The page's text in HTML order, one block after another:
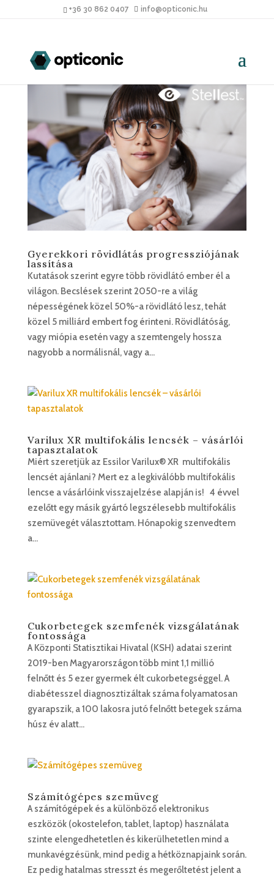
+36 30 862 0407 info@opticonic.hu
Gyerekkori rövidlátás progressziójának
lassítása
Kutatások szerint egyre több rövidlátó ember él a
világon. Becslések szerint 2050-re a világ
népességének közel 50%-a rövidlátó lesz, tehát
közel 5 milliárd embert fog érinteni. Rövidlátóság,
vagy miópia esetén vagy a szemtengely hossza
nagyobb a normálisnál, vagy a...
Varilux XR multifokális lencsék – vásárlói
tapasztalatok
Miért szeretjük az Essilor Varilux® XR multifokális
lencsét ajánlani? Mert ez a legkiválóbb multifokális
lencse a vásárlóink visszajelzése alapján is! 4 évvel
ezelőtt egy másik gyártó legszélesebb multifokális
szemüvegét választottam. Hónapokig szenvedtem
a...
Cukorbetegek szemfenék vizsgálatának
fontossága
A Központi Statisztikai Hivatal (KSH) adatai szerint
2019-ben Magyarországon több mint 1,1 millió
felnőtt és 5 ezer gyermek élt cukorbetegséggel. A
diabétesszel diagnosztizáltak száma folyamatosan
gyarapszik, a 100 lakosra jutó felnőtt betegek száma
húsz év alatt...
Számítógépes szemüveg
A számítógépek és a különböző elektronikus
eszközök (okostelefon, tablet, laptop) használata
szinte elengedhetetlen és kikerülhetetlen mind a
munkavégzésünk, mind pedig a hétköznapjaink során.
Ez pedig hatalmas stresszt és megerőltetést jelent a